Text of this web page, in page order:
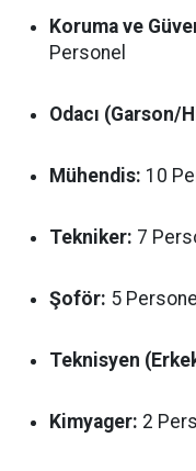
Koruma ve
Personel
Odacı (Garson/
Mühendis: 10
Tekniker: 7
Şoför: 5 Personel
Teknisyen
Kimyager: 2